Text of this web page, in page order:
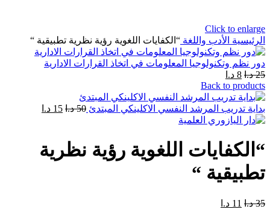
Click to enlarge
الرئيسية الأدب واللغة “الكفايات اللغوية رؤية نظرية تطبيقية “
دور نظم وتكنولوجيا المعلومات في اتخاذ القرارات الادارية
25 د.ا 8 د.ا
Back to products
بداية تدريب المرشد النفسي الاكلينكي المبتدئ 50 د.ا 15 د.ا
“الكفايات اللغوية رؤية نظرية
تطبيقية “
35 د.ا 11 د.ا